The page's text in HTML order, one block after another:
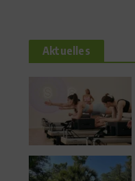
Aktuelles